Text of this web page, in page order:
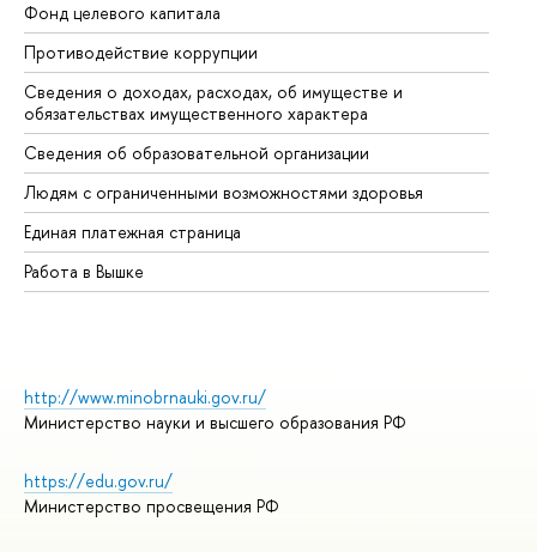
Фонд целевого капитала
Противодействие коррупции
Сведения о доходах, расходах, об имуществе и
обязательствах имущественного характера
Сведения об образовательной организации
Людям с ограниченными возможностями здоровья
Единая платежная страница
Работа в Вышке
http://www.minobrnauki.gov.ru/
Министерство науки и высшего образования РФ
https://edu.gov.ru/
Министерство просвещения РФ